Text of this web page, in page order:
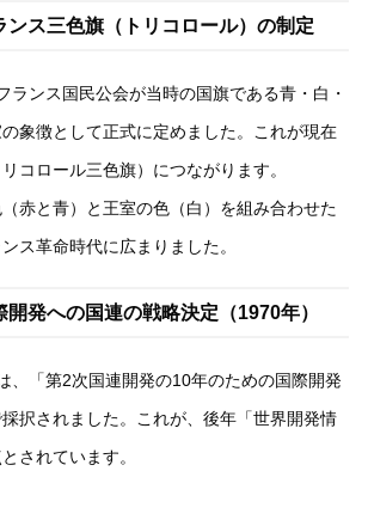
ンス三色旗（トリコロール）の制定
ランス国民公会が当時の国旗である青・白・
象徴として正式に定めました。これが現在
コロール三色旗）につながります。
赤と青）と王室の色（白）を組み合わせた
ス革命時代に広まりました。
発への国連の戦略決定（1970年）
、「第2次国連開発の10年のための国際開発
択されました。これが、後年「世界開発情
されています。